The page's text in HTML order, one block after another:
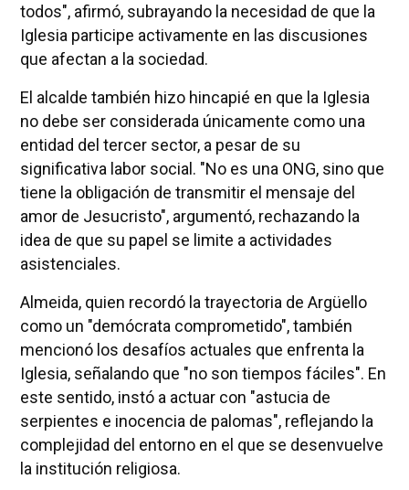
todos", afirmó, subrayando la necesidad de que la
Iglesia participe activamente en las discusiones
que afectan a la sociedad.
El alcalde también hizo hincapié en que la Iglesia
no debe ser considerada únicamente como una
entidad del tercer sector, a pesar de su
significativa labor social. "No es una ONG, sino que
tiene la obligación de transmitir el mensaje del
amor de Jesucristo", argumentó, rechazando la
idea de que su papel se limite a actividades
asistenciales.
Almeida, quien recordó la trayectoria de Argüello
como un "demócrata comprometido", también
mencionó los desafíos actuales que enfrenta la
Iglesia, señalando que "no son tiempos fáciles". En
este sentido, instó a actuar con "astucia de
serpientes e inocencia de palomas", reflejando la
complejidad del entorno en el que se desenvuelve
la institución religiosa.